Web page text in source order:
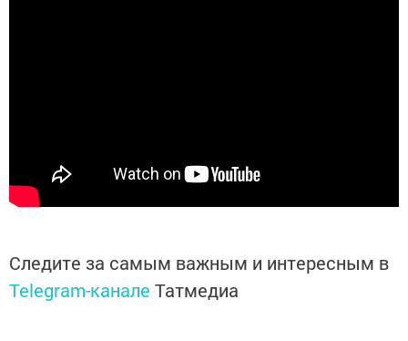
Следите за самым важным и интересным в
Telegram-канале Татмедиа